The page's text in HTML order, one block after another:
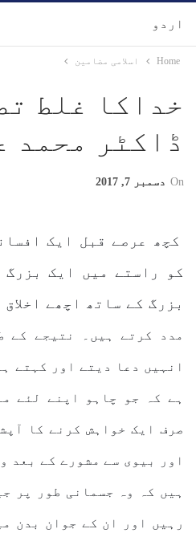
اردو
Home اسلامی مضامین
خداکا غلط
ڈاکٹر محمد
On دسمبر 7, 2017
کچھ عرصے قبل ایک
کو راستے میں ایک
بزرگ کے ساتھ اچھے
مدد کرتے ہیں۔ نتیجے کے
انہیں دعا دیتے اور کہتے
ہے کہ جو چاہو اپنے لئے
صرف ایک خواہش کرنے کا
اور بیوی سے مشورے کے بعد
ہیں کہ وہ جسمانی طور پر
رہیں اور ان کے جوان بدن